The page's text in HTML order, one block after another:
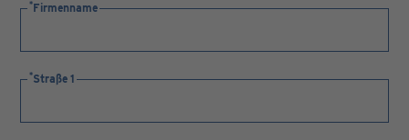
Firmenname
Straße 1